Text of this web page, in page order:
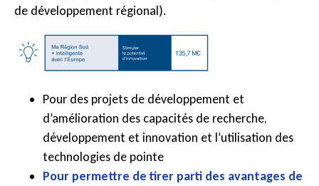
de développement régional).
Pour des projets de développement et
d’amélioration des capacités de recherche,
développement et innovation et l’utilisation des
technologies de pointe
Pour permettre de tirer parti des avantages de